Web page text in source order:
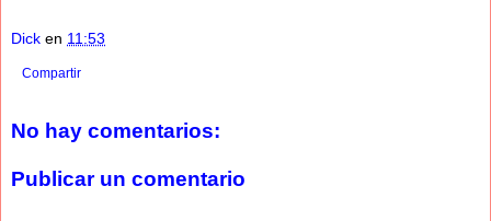
Dick en 11:53
Compartir
No hay comentarios:
Publicar un comentario